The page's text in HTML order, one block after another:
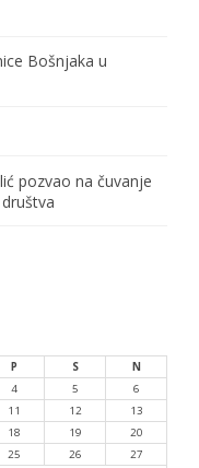
Bošnjaka u
pozvao na čuvanje
P S
N
4 5
6
11 12
13
18 19
20
25 26
27